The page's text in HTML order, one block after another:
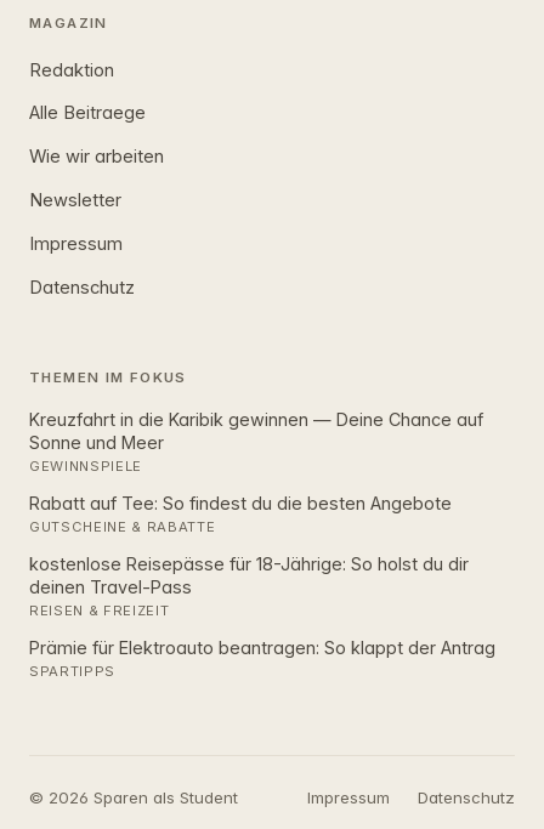
MAGAZIN
Redaktion
Alle Beitraege
Wie wir arbeiten
Newsletter
Impressum
Datenschutz
THEMEN IM FOKUS
Kreuzfahrt in die Karibik gewinnen — Deine Chance auf
Sonne und Meer
GEWINNSPIELE
Rabatt auf Tee: So findest du die besten Angebote
GUTSCHEINE & RABATTE
kostenlose Reisepässe für 18-Jährige: So holst du dir
deinen Travel-Pass
REISEN & FREIZEIT
Prämie für Elektroauto beantragen: So klappt der Antrag
SPARTIPPS
© 2026 Sparen als Student Impressum Datenschutz